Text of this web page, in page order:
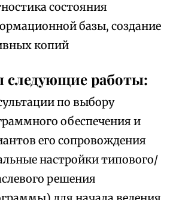
состояния
базы, создание
копий
работы:
по выбору
обеспечения и
его сопровождения
настройки типового/
решения